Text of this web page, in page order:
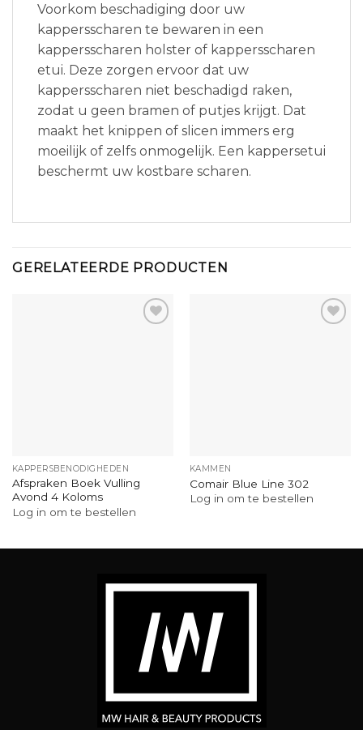
Voorkom beschadiging door uw
kappersscharen te bewaren in een
kappersscharen holster of kappersscharen
etui. Deze zorgen ervoor dat uw
kappersscharen niet beschadigd raken,
zodat u geen bramen of putjes krijgt. Dat
maakt het knippen of slicen immers erg
moeilijk of zelfs onmogelijk. Een kappersetui
beschermt uw kostbare scharen.
GERELATEERDE PRODUCTEN
KAPPERSBENODIGHEDEN
Afspraken Boek Vulling
Avond 4 Koloms
Log in om te bestellen
KAMMEN
Comair Blue Line 302
Log in om te bestellen